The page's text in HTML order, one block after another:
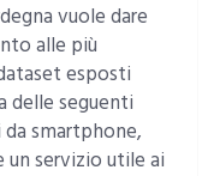
vuole dare
alle più
esposti
delle seguenti
smartphone,
servizio utile ai